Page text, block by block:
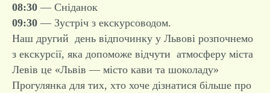
08:30 — Сніданок
09:30 — Зустріч з екскурсоводом.
Наш другий день відпочинку у Львові розпочнемо
з екскурсії, яка допоможе відчути атмосферу міста
Левів це «Львів — місто кави та шоколаду»
Прогулянка для тих, хто хоче дізнатися більше про